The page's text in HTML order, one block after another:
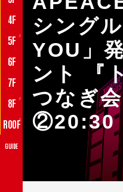
4F
5F
♪
6F
7F
8F
♪
ROOF♪
GUIDE
シング
YOU」
ント 『
つなぎ
②20:30